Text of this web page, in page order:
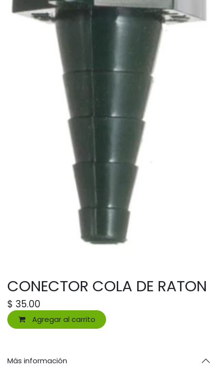
CONECTOR COLA DE RATON
$ 35.00
Agregar al carrito
Más información